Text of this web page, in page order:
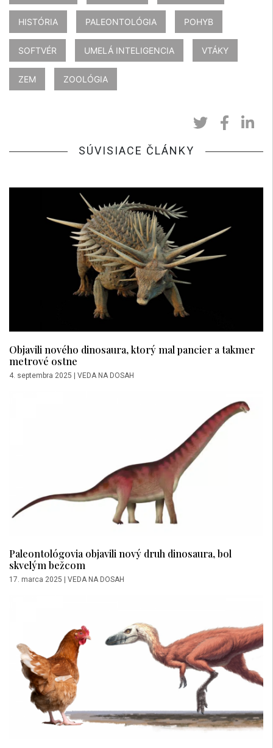
HISTÓRIA PALEONTOLÓGIA POHYB
SOFTVÉR UMELÁ INTELIGENCIA VTÁKY
ZEM ZOOLÓGIA
SÚVISIACE ČLÁNKY
Objavili nového dinosaura, ktorý mal pancier a takmer
metrové ostne
4. septembra 2025 VEDA NA DOSAH
Paleontológovia objavili nový druh dinosaura, bol
skvelým bežcom
17. marca 2025 | VEDA NA DOSAH